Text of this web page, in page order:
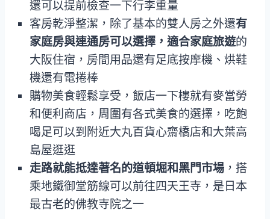
還可以提前檢查一下行李重量
客房乾淨整潔，除了基本的雙人房之外還有
家庭房與連通房可以選擇，適合家庭旅遊的
大阪住宿，房間用品還有足底按摩機、烘鞋
機還有電捲棒
購物美食輕鬆享受，飯店一下樓就有麥當勞
和便利商店，周圍有各式美食的選擇，吃飽
喝足可以到附近大丸百貨心齋橋店和大葉高
島屋逛逛
走路就能抵達著名的道頓堀和黑門市場 ，搭
乘地鐵御堂筋線可以前往四天王寺，是日本
最古老的佛教寺院之一